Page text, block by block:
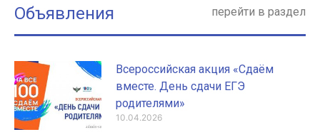
Объявления перейти в раздел
Всероссийская акция «Сдаём
вместе. День сдачи ЕГЭ
родителями»
10.04.2026